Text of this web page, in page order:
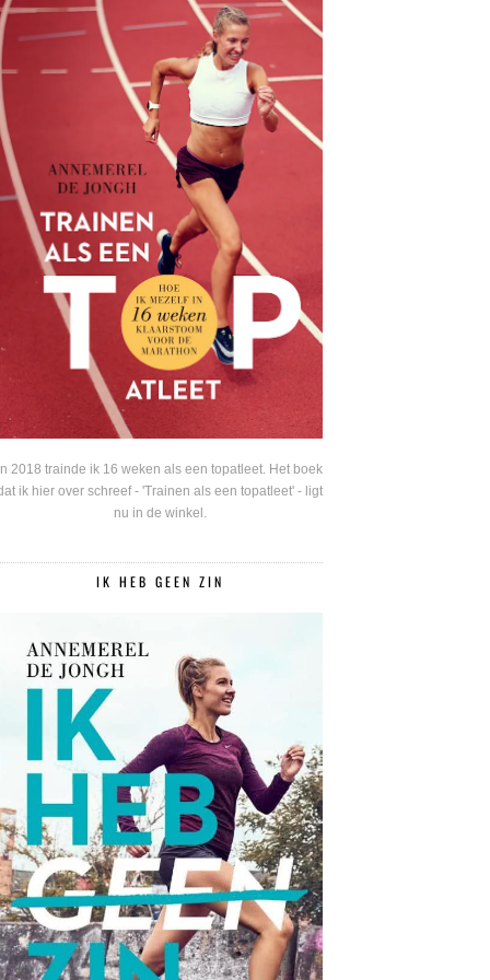
2018 trainde ik 16 weken als een topatleet. Het boek
ik hier over schreef - 'Trainen als een topatleet' - ligt
nu in de winkel.
IK HEB GEEN ZIN